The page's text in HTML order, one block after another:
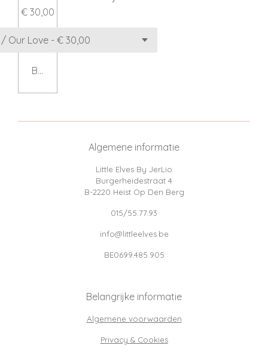
€ 30,00
Bekijk details
Algemene informatie
Little Elves By JerLio
Burgerheidestraat 4
B-2220 Heist Op Den Berg
015/55.77.93
info@littleelves.be
BE0699.485.905
Belangrijke informatie
Algemene voorwaarden
Privacy & Cookies